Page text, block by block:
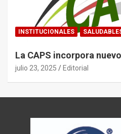
INSTITUCIONALES
La CAPS incorpora
julio 23, 2025 Editorial